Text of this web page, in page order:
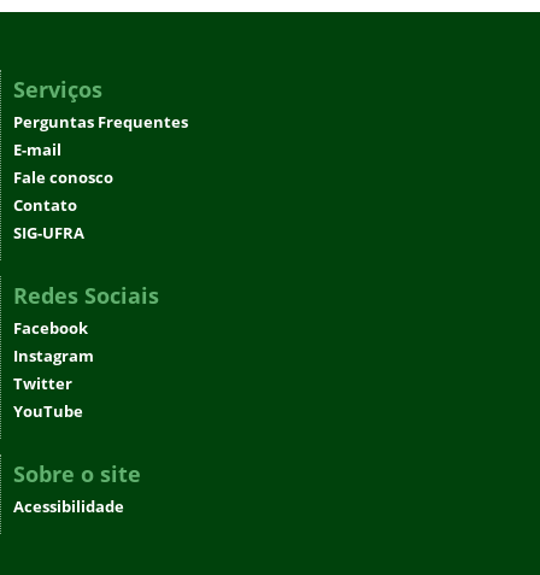
Serviços
Perguntas Frequentes
E-mail
Fale conosco
Contato
SIG-UFRA
Redes Sociais
Facebook
Instagram
Twitter
YouTube
Sobre o site
Acessibilidade